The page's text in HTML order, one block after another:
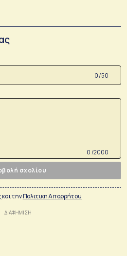
0 /50
0 /2000
σχολίου
και τηνΠολιτικη Απορρήτου